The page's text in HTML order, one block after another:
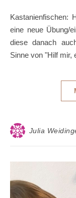
Kastanienfischen: Heute zeige ich euch, wie ihr euren Kids
eine neue Übung/
diese danach
Sinne von "Hilf mir,
Julia